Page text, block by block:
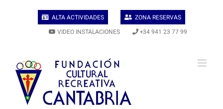
ALTA ACTIVIDADES
ZONA RESERVAS
VIDEO INSTALACIONES
+34 941 23 77 99